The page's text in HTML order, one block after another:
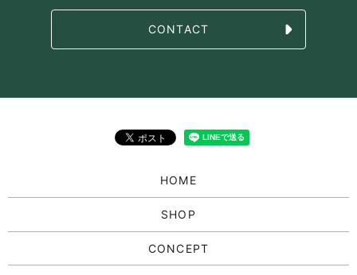
CONTACT
HOME
SHOP
CONCEPT